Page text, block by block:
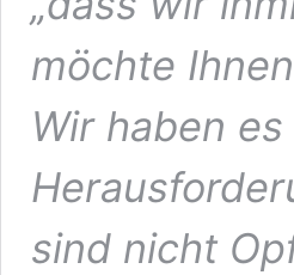
möchte
Wir haben
sind nicht